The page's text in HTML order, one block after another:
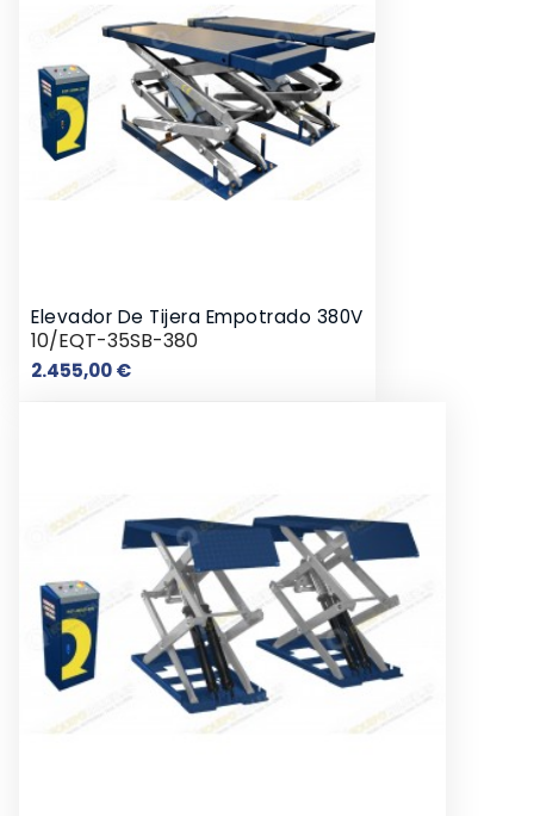
Elevador De Tijera Empotrado 380V
10/EQT-35SB-380
2.455,00 €Precio